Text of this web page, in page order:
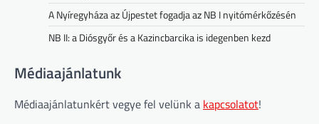
A Nyíregyháza az Újpestet fogadja az NB I nyitómérkőzésén
NB II: a Diósgyőr és a Kazincbarcika is idegenben kezd
Médiaajánlatunk
Médiaajánlatunkért vegye fel velünk a kapcsolatot!